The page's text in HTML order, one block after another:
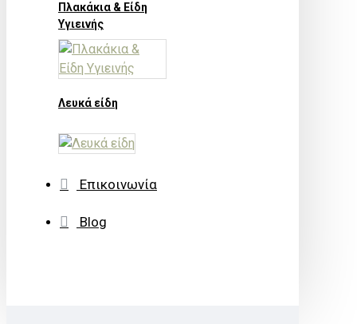
Πλακάκια & Είδη
Υγιεινής
Λευκά είδη
Επικοινωνία
Blog